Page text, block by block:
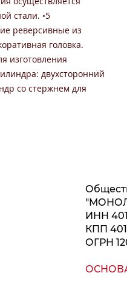
стали. ◦5
реверсивные из
головка.
изготовления
двухсторонний
со стержнем для
ИНН
КПП
ОГРН